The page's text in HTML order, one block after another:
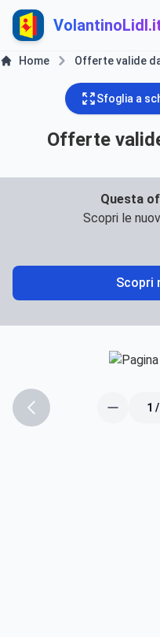
Home Offerte valide
Sfoglia a
Offerte
Questa
Scopri le
Scopri
1 /